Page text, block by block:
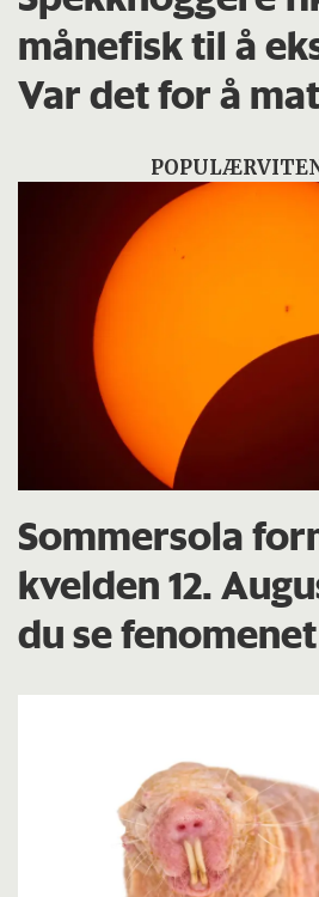
månefisk til å
Var det for å
Sommersola
kvelden 12.
du se fenomenet